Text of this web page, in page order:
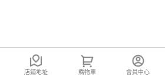
店鋪地址 購物車 會員中心